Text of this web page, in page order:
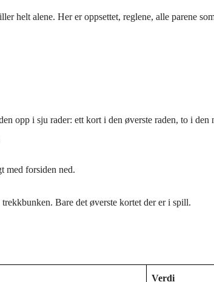
helt alene. Her er oppsettet, reglene, alle parene
opp i sju rader: ett kort i den øverste raden, to i
med forsiden ned.
Bare det øverste kortet der er i spill.
Verdi